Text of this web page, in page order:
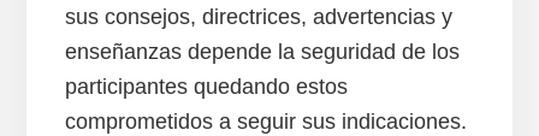
sus consejos, directrices, advertencias y
enseñanzas depende la seguridad de los
participantes quedando estos
comprometidos a seguir sus indicaciones.